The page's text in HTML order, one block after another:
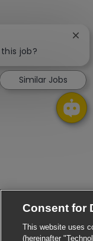
Consent for
This website uses
(hereinafter
job?
Similar Jobs